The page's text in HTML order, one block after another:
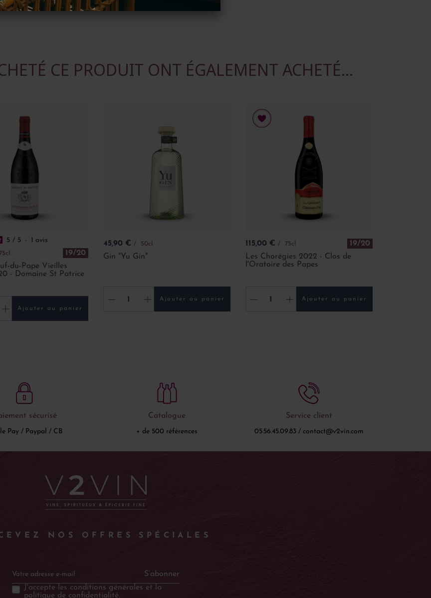
CE PRODUIT ONT ÉGALEMENT ACHETÉ...
5 / 5 - 1 avis
75cl
19/20
du-Pape Vieilles
- Domaine St Patrice
+ Ajouter au panier
Prix
45,90 € 50cl
Gin "Yu Gin"
- + Ajouter au panier
Prix
115,00 € 75cl
19/20
Les Chorégies 2022 - Clos de
l'Oratoire des Papes
- + Ajouter au panier
sécurisé
Pay / Paypal / CB
Catalogue
+ de 500 références
Service client
05.56.45.09.83 / contact@v2vin.com
NOS OFFRES SPÉCIALES
S’abonner
J'accepte les conditions générales et la
politique de confidentialité.